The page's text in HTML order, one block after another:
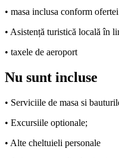
• masa inclusa conform ofertei
• Asistență turistică locală în
• taxele de aeroport
Nu sunt incluse
• Serviciile de masa si
• Excursiile optionale;
• Alte cheltuieli personale